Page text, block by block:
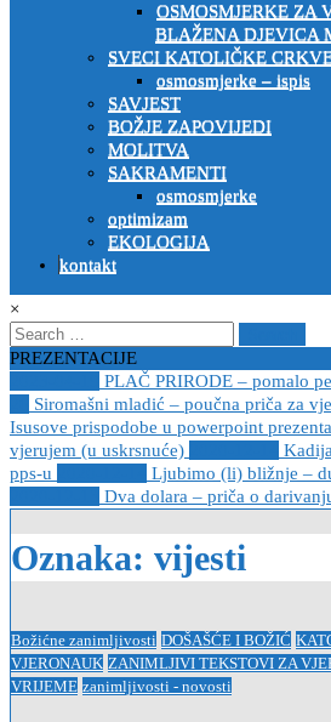
OSMOSMJERKE ZA
BLAŽENA DJEVICA
SVECI KATOLIČKE
osmosmjerke – ispis
SAVJEST
BOŽJE ZAPOVIJEDI
MOLITVA
SAKRAMENTI
osmosmjerke
optimizam
EKOLOGIJA
kontakt
×
Search
for:
PREZENTACIJE
PLAČ PRIRODE – pomalo
Siromašni mladić – poučna priča za
Isusove prispodobe u powerpoint
vjerujem (u uskrsnuće)
pps-u
Ljubimo (li) bližnje –
Dva dolara – priča o
Oznaka: vijesti
Posted
in
Božićne zanimljivosti DOŠAŠĆE I BOŽIĆ
VJERONAUK ZANIMLJIVI TEKSTOVI ZA
VRIJEME zanimljivosti - novosti